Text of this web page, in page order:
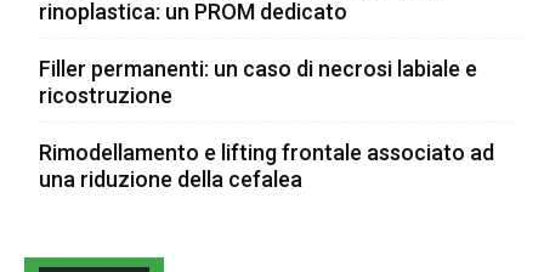
rinoplastica: un PROM dedicato
Filler permanenti: un caso di necrosi labiale e
ricostruzione
Rimodellamento e lifting frontale associato ad
una riduzione della cefalea